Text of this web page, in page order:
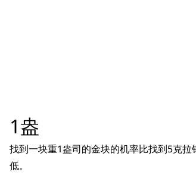
1盎
找到一块重1盎司的金块的机率比找到5克拉
低。